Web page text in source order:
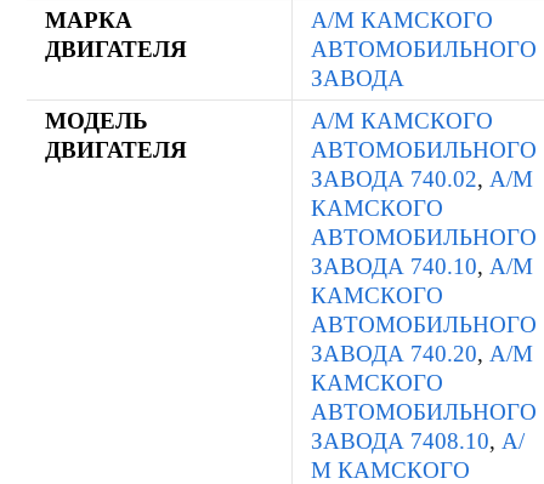
МАРКА
ДВИГАТЕЛЯ
А/М КАМСКОГО
АВТОМОБИЛЬНОГО
ЗАВОДА
МОДЕЛЬ
ДВИГАТЕЛЯ
А/М КАМСКОГО
АВТОМОБИЛЬНОГО
ЗАВОДА 740.02, А/М
КАМСКОГО
АВТОМОБИЛЬНОГО
ЗАВОДА 740.10, А/М
КАМСКОГО
АВТОМОБИЛЬНОГО
ЗАВОДА 740.20, А/М
КАМСКОГО
АВТОМОБИЛЬНОГО
ЗАВОДА 7408.10, А/
М КАМСКОГО